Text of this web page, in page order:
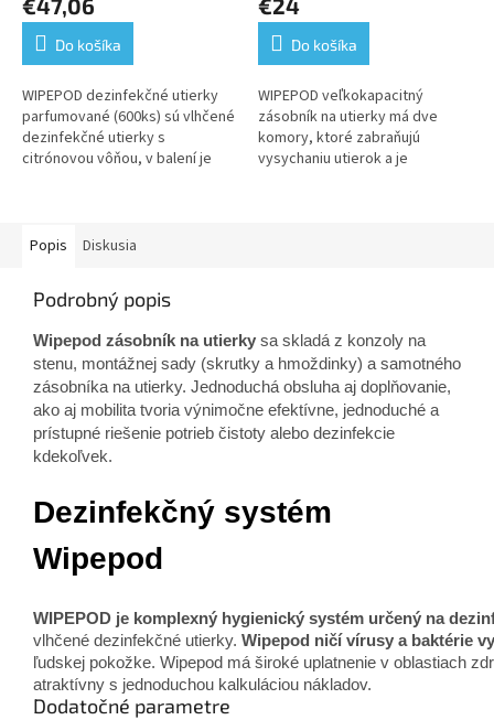
Do košíka
WIPEPOD dezinfekčné utierky
parfumované (600ks) sú vlhčené
dezinfekčné utierky s
citrónovou vôňou, v balení je
Do košíka
WIPEPOD veľkokapacitný
zásobník na utierky má dve
komory, ktoré zabraňujú
vysychaniu utierok a je
Popis
Diskusia
Podrobný popis
Wipepod zásobník na utierky sa skladá z konzoly na
stenu, montážnej sady (skrutky a hmoždinky) a samotného
zásobníka na utierky. Jednoduchá obsluha aj doplňovanie,
ako aj mobilita tvoria výnimočne efektívne, jednoduché a
prístupné riešenie potrieb čistoty alebo dezinfekcie
kdekoľvek.
Dezinfekčný systém
Wipepod
WIPEPOD je komplexný hygienický systém určený na
vlhčené dezinfekčné utierky. Wipepod ničí vírusy a baktérie
ľudskej pokožke. Wipepod má široké uplatnenie v oblastiach
atraktívny s jednoduchou kalkuláciou nákladov.
Dodatočné parametre